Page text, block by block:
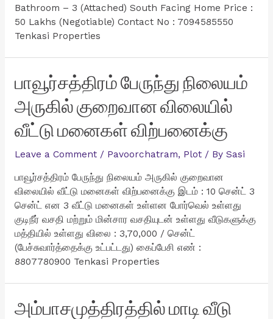
Bathroom – 3 (Attached) South Facing Home Price :
50 Lakhs (Negotiable) Contact No : 7094585550
Tenkasi Properties
பாவூர்சத்திரம் பேருந்து நிலையம்
அருகில் குறைவான விலையில்
வீட்டு மனைகள் விற்பனைக்கு
Leave a Comment / Pavoorchatram, Plot/ By Sasi
பாவூர்சத்திரம் பேருந்து நிலையம் அருகில் குறைவான
விலையில் வீட்டு மனைகள் விற்பனைக்கு இடம் : 10 சென்ட் 3
சென்ட் என 3 வீட்டு மனைகள் உள்ளன போர்வெல் உள்ளது
குடிநீர் வசதி மற்றும் மின்சார வசதியுடன் உள்ளது வீடுகளுக்கு
மத்தியில் உள்ளது விலை : 3,70,000 / சென்ட்
(பேச்சுவார்த்தைக்கு உட்பட்டது) கைப்பேசி எண் :
8807780900 Tenkasi Properties
அம்பாசமுத்திரத்தில் மாடி வீடு